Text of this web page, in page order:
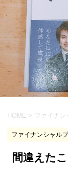
HOME > ファイナ
ファイナンシャル
間違えた